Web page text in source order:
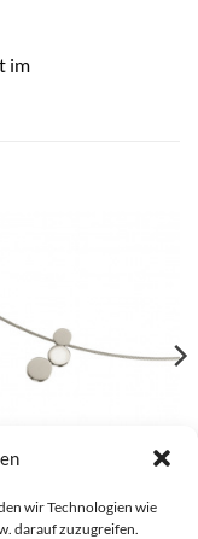
wir Technologien wie
darauf zuzugreifen.
im
– 07025-01